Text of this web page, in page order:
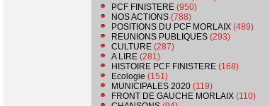
PCF FINISTERE (950)
NOS ACTIONS (788)
POSITIONS DU PCF MORLAIX (489)
REUNIONS PUBLIQUES (293)
CULTURE (287)
A LIRE (281)
HISTOIRE PCF FINISTERE (168)
Ecologie (151)
MUNICIPALES 2020 (119)
FRONT DE GAUCHE MORLAIX (110)